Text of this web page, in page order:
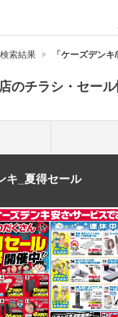
索結果 「ケーズデン
のチラシ・セー
キ_夏得セール